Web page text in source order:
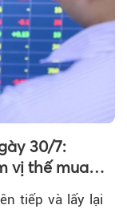
30/7:
vị thế mua
tiếp và lấy lại